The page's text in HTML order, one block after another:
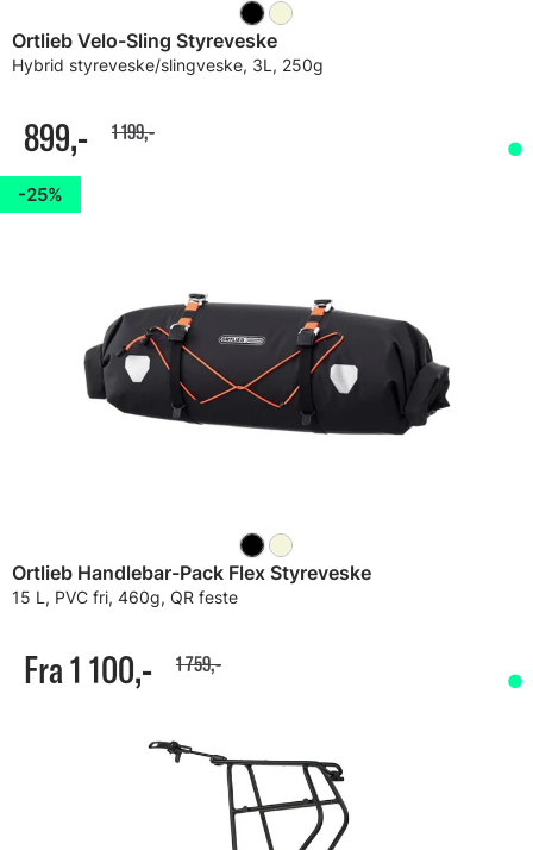
Ortlieb Velo-Sling Styreveske
Hybrid styreveske/slingveske, 3L, 250g
899,- 1 199,-
25%
Ortlieb Handlebar-Pack Flex Styreveske
15 L, PVC fri, 460g, QR feste
Fra 1 100,- 1 759,-